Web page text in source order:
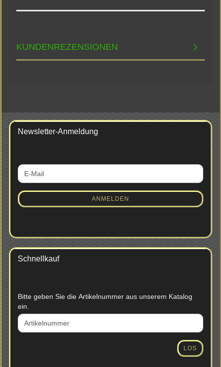
KUNDENREZENSIONEN
Newsletter-Anmeldung
WEITER
ZUR
ANMELDUNG
E-
Mail
ANMELDEN
Schnellkauf
BITTE
GEBEN
SIE
DIE
Bitte geben Sie die Artikelnummer aus unserem Katalog
ein.
LOS